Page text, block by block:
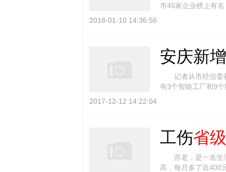
市45家企业榜上有
2018-01-10 14:36:56
安庆新
记者从市经信委获
有3个智能工厂和9
2017-12-12 14:22:04
工伤省级
苏老，是一名生活
高，每月多了近400